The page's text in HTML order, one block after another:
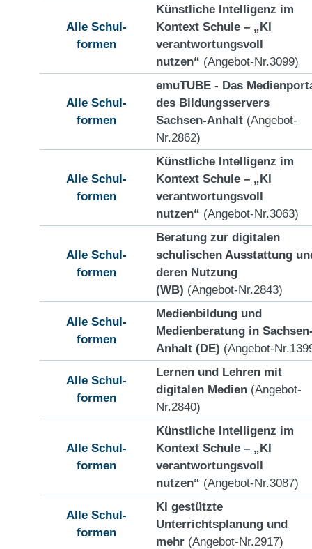
Alle Schul-
formen
Künstliche Intelligenz im
Kontext Schule – „KI
verantwortungsvoll
nutzen“ (Angebot-Nr.3099)
Alle Schul-
formen
emuTUBE - Das
des Bildungsservers
Sachsen-Anhalt (Angebot-
Nr.2862)
Alle Schul-
formen
Künstliche Intelligenz im
Kontext Schule – „KI
verantwortungsvoll
nutzen“ (Angebot-Nr.3063)
Alle Schul-
formen
Beratung zur digitalen
schulischen Ausstattung
deren Nutzung
(WB) (Angebot-Nr.2843)
Alle Schul-
formen
Medienbildung und
Medienberatung in
Anhalt (DE) (Angebot-
Alle Schul-
formen
Lernen und Lehren mit
digitalen Medien (Angebot-
Nr.2840)
Alle Schul-
formen
Künstliche Intelligenz im
Kontext Schule – „KI
verantwortungsvoll
nutzen“ (Angebot-Nr.3087)
Alle Schul-
formen
KI gestützte
Unterrichtsplanung und
mehr (Angebot-Nr.2917)